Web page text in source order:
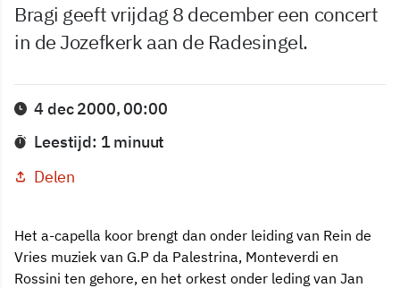
Bragi geeft vrijdag 8 december een concert
in de Jozefkerk aan de Radesingel.
4 dec 2000, 00:00
Leestijd: 1 minuut
Delen
Het a-capella koor brengt dan onder leiding van Rein de
Vries muziek van G.P da Palestrina, Monteverdi en
Rossini ten gehore, en het orkest onder leding van Jan